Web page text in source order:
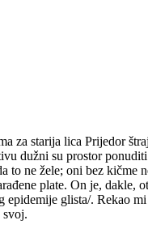
za starija lica Prijedor
dužni su prostor
ne žele; oni bez kičme
plate. On je,
glista/. Rekao
svoj.